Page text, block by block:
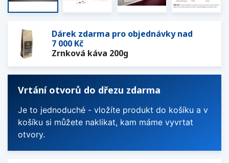
Dárek zdarma pro objednávky nad
7 000 Kč
Zrnková káva 200g
Vrtání otvorů do dřezu zdarma
Je to jednoduché - vložíte produkt do košíku a v
košíku si můžete naklikat, kam máme vyvrtat
otvory.